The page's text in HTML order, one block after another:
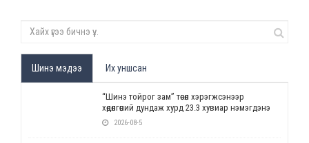
Шинэ мэдээ Их уншсан
“Шинэ тойрог зам” төсөл хэрэгжсэнээр
хөдөлгөөний дундаж хурд 23.3 хувиар нэмэгдэнэ
2026-08-5